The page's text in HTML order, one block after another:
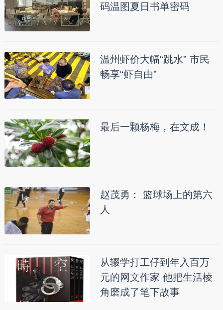
码温图夏日书单密码
温州虾价大幅“跳水” 市民
畅享“虾自由”
最后一颗杨梅，在文成！
赵茂勇： 篮球场上的第六
人
从辍学打工仔到年入百万
元的网文作家 他把生活棱
角磨成了笔下故事